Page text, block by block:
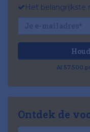
Het belangrijkste
Al 57.500
Ontdek de